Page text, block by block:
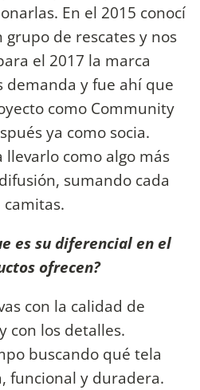
En el 2015 conocí
grupo de rescates y nos
el 2017 la marca
demanda y fue ahí que
como Community
ya como socia.
llevarlo como algo más
sumando cada
es su diferencial en el
ofrecen?
con la calidad de
con los detalles.
buscando qué tela
funcional y duradera.